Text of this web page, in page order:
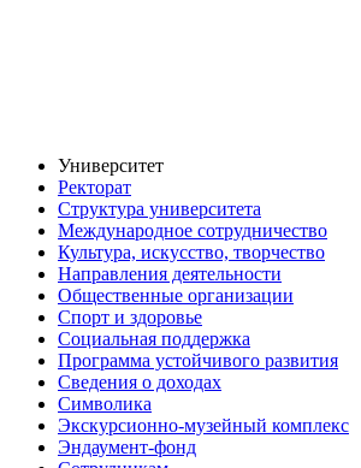
Университет
Ректорат
Структура университета
Международное сотрудничество
Культура, искусство, творчество
Направления деятельности
Общественные организации
Спорт и здоровье
Социальная поддержка
Программа устойчивого развития
Сведения о доходах
Символика
Экскурсионно-музейный комплекс
Эндаумент-фонд